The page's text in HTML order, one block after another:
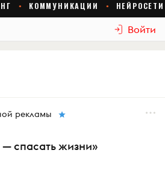
Войти
рекламы
спасать жизни»